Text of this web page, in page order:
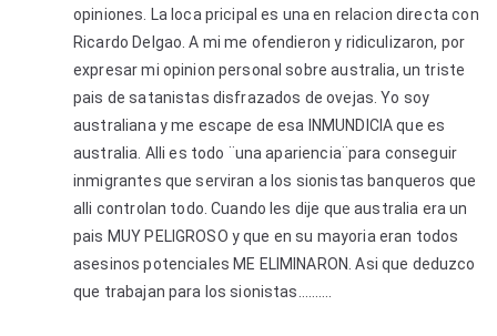
opiniones. La loca pricipal es una en relacion directa con
Ricardo Delgao. A mi me ofendieron y ridiculizaron, por
expresar mi opinion personal sobre australia, un triste
pais de satanistas disfrazados de ovejas. Yo soy
australiana y me escape de esa INMUNDICIA que es
australia. Alli es todo ¨una apariencia¨para conseguir
inmigrantes que serviran a los sionistas banqueros que
alli controlan todo. Cuando les dije que australia era un
pais MUY PELIGROSO y que en su mayoria eran todos
asesinos potenciales ME ELIMINARON. Asi que deduzco
que trabajan para los sionistas……….